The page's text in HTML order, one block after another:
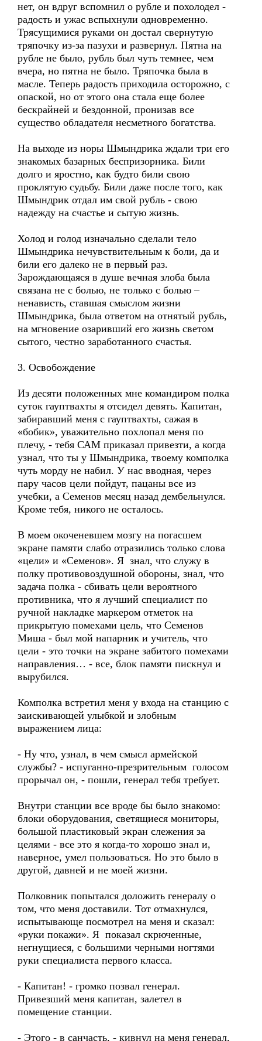
нет, он вдруг вспомнил о рубле и похолодел -
радость и ужас вспыхнули одновременно.
Трясущимися руками он достал свернутую
тряпочку из-за пазухи и развернул. Пятна на
рубле не было, рубль был чуть темнее, чем
вчера, но пятна не было. Тряпочка была в
масле. Теперь радость приходила осторожно, с
опаской, но от этого она стала еще более
бескрайней и бездонной, пронизав все
существо обладателя несметного богатства.
На выходе из норы Шмындрика ждали три его
знакомых базарных беспризорника. Били
долго и яростно, как будто били свою
проклятую судьбу. Били даже после того, как
Шмындрик отдал им свой рубль - свою
надежду на счастье и сытую жизнь.
Холод и голод изначально сделали тело
Шмындрика нечувствительным к боли, да и
били его далеко не в первый раз.
Зарождающаяся в душе вечная злоба была
связана не с болью, не только с болью –
ненависть, ставшая смыслом жизни
Шмындрика, была ответом на отнятый рубль,
на мгновение озаривший его жизнь светом
сытого, честно заработанного счастья.
3. Освобождение
Из десяти положенных мне командиром полка
суток гауптвахты я отсидел девять. Капитан,
забиравший меня с гауптвахты, сажая в
«бобик», уважительно похлопал меня по
плечу, - тебя САМ приказал привезти, а когда
узнал, что ты у Шмындрика, твоему комполка
чуть морду не набил. У нас вводная, через
пару часов цели пойдут, пацаны все из
учебки, а Семенов месяц назад дембельнулся.
Кроме тебя, никого не осталось.
В моем окоченевшем мозгу на погасшем
экране памяти слабо отразились только слова
«цели» и «Семенов». Я знал, что служу в
полку противовоздушной обороны, знал, что
задача полка - сбивать цели вероятного
противника, что я лучший специалист по
ручной накладке маркером отметок на
прикрытую помехами цель, что Семенов
Миша - был мой напарник и учитель, что
цели - это точки на экране забитого помехами
направления… - все, блок памяти пискнул и
вырубился.
Комполка встретил меня у входа на станцию с
заискивающей улыбкой и злобным
выражением лица:
- Ну что, узнал, в чем смысл армейской
службы? - испуганно-презрительным голосом
прорычал он, - пошли, генерал тебя требует.
Внутри станции все вроде бы было знакомо:
блоки оборудования, светящиеся мониторы,
большой пластиковый экран слежения за
целями - все это я когда-то хорошо знал и,
наверное, умел пользоваться. Но это было в
другой, давней и не моей жизни.
Полковник попытался доложить генералу о
том, что меня доставили. Тот отмахнулся,
испытывающе посмотрел на меня и сказал:
«руки покажи». Я показал скрюченные,
негнущиеся, с большими черными ногтями
руки специалиста первого класса.
- Капитан! - громко позвал генерал.
Привезший меня капитан, залетел в
помещение станции.
- Этого - в санчасть, - кивнул на меня генерал,